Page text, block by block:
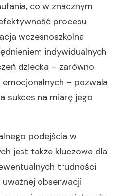
co w znacznym
procesu
wczesnoszkolna
indywidualnych
dziecka – zarówno
– pozwala
sukces na miarę jego
podejścia w
jest także kluczowe dla
trudności
obserwacji